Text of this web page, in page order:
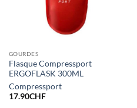
GOURDES
Flasque Compressport
ERGOFLASK 300ML
Compressport
17.90CHF